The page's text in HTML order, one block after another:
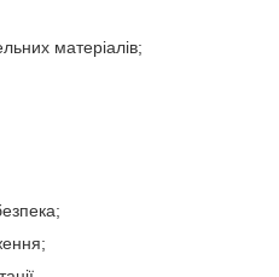
матеріалів;